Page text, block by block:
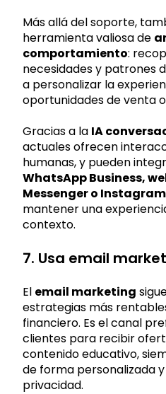
Más allá del soporte,
herramienta valiosa de
comportamiento:
necesidades y patrones
a personalizar la
oportunidades de venta
Gracias a la IA
actuales ofrecen
humanas, y pueden
WhatsApp Business,
Messenger o Instagram
mantener una
contexto.
7. Usa email
El email marketing
estrategias más
financiero. Es el canal
clientes para recibir
contenido educativo,
de forma personalizada
privacidad.